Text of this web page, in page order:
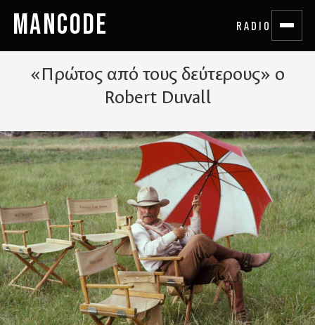
MANCODE RADIO
«Πρώτος από τους δεύτερους» ο
Robert Duvall